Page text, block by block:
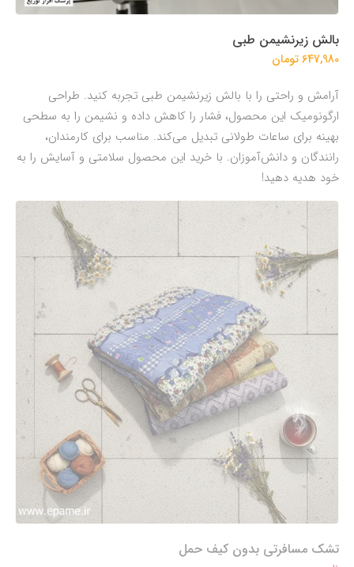
بالش زیرنشیمن طبی
647,980 تومان
آرامش و راحتی را با بالش زیرنشیمن طبی تجربه کنید. طراحی
ارگونومیک این محصول، فشار را کاهش داده و نشیمن را به سطحی
بهینه برای ساعات طولانی تبدیل می‌کند. مناسب برای کارمندان،
رانندگان و دانش‌آموزان. با خرید این محصول سلامتی و آسایش را به
خود هدیه دهید!
تشک مسافرتی بدون کیف حمل